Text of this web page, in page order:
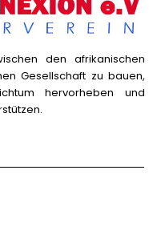
den afrikanischen
Gesellschaft zu bauen,
hervorheben und